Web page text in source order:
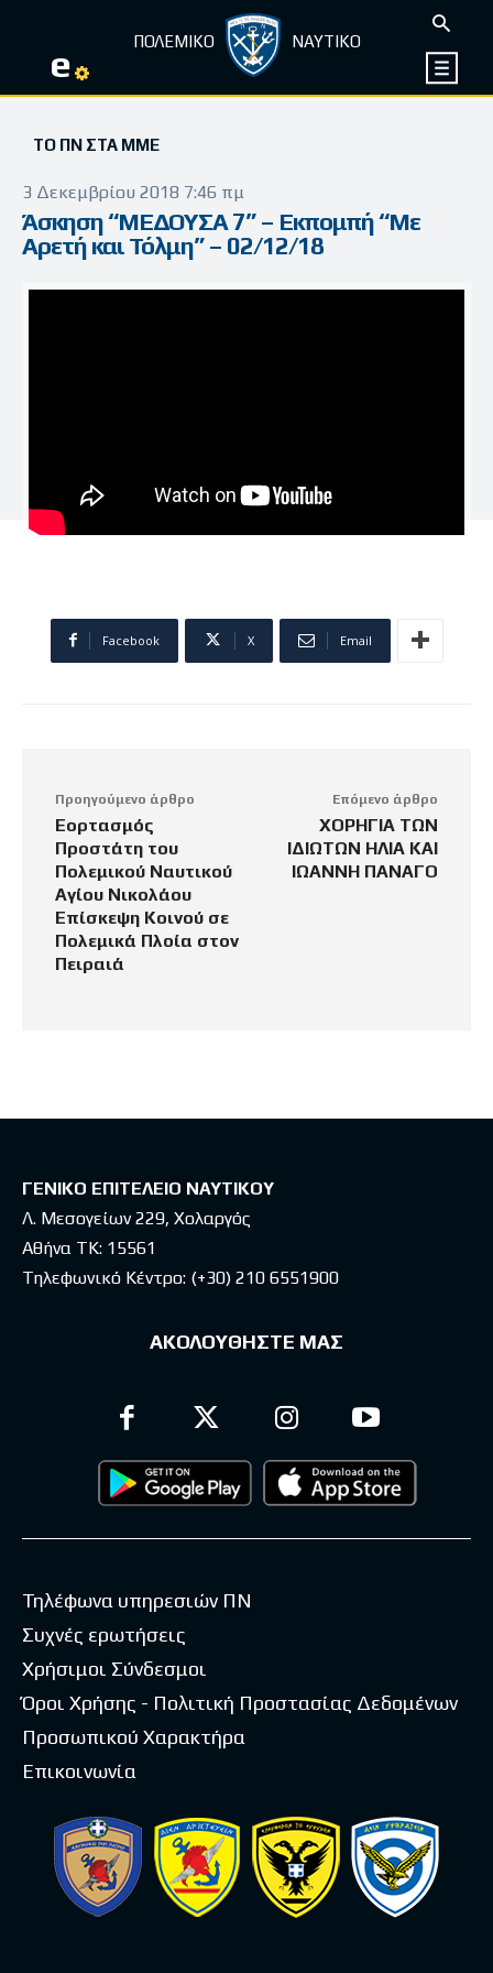
e ΠΟΛΕΜΙΚΟ ΝΑΥΤΙΚΟ
ΤΟ ΠΝ ΣΤΑ ΜΜΕ
3 Δεκεμβρίου 2018 7:46 πμ
Άσκηση “ΜΕΔΟΥΣΑ 7” – Εκπομπή “Με
Αρετή και Τόλμη” – 02/12/18
Facebook X Email
Προηγούμενο άρθρο
Εορτασμός
Προστάτη του
Πολεμικού Ναυτικού
Αγίου Νικολάου
Επίσκεψη Κοινού σε
Πολεμικά Πλοία στον
Πειραιά
Επόμενο άρθρο
ΧΟΡΗΓΙΑ ΤΩΝ
ΙΔΙΩΤΩΝ ΗΛΙΑ ΚΑΙ
ΙΩΑΝΝΗ ΠΑΝΑΓΟ
ΓΕΝΙΚΟ ΕΠΙΤΕΛΕΙΟ ΝΑΥΤΙΚΟΥ
Λ. Μεσογείων 229, Χολαργός
Αθήνα ΤΚ: 15561
Τηλεφωνικό Κέντρο: (+30) 210 6551900
ΑΚΟΛΟΥΘΗΣΤΕ ΜΑΣ
Τηλέφωνα υπηρεσιών ΠΝ
Συχνές ερωτήσεις
Χρήσιμοι Σύνδεσμοι
Όροι Χρήσης - Πολιτική Προστασίας Δεδομένων
Προσωπικού Χαρακτήρα
Επικοινωνία